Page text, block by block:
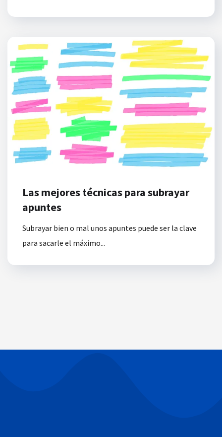
Las mejores técnicas para subrayar
apuntes
Subrayar bien o mal unos apuntes puede ser la clave
para sacarle el máximo...